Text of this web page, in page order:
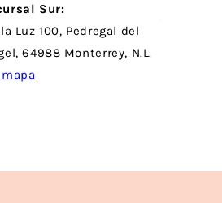
Sur:
Luz 100, Pedregal del
64988 Monterrey, N.L.